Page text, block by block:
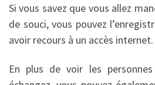
Si vous savez que vous allez
de souci, vous pouvez
avoir recours à un accès internet.
En plus de voir les